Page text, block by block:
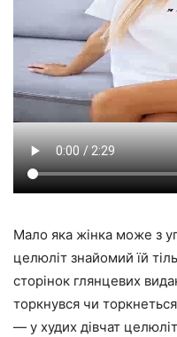
Мало яка жінка може з
целюліт знайомий їй
сторінок глянцевих
торкнувся чи
— у худих дівчат